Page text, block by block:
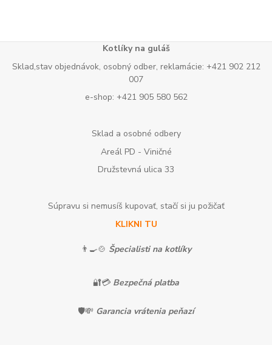
Kotlíky na guláš
Sklad,stav objednávok, osobný odber, reklamácie: +421 902 212
007
e-shop: +421 905 580 562
Sklad a osobné odbery
Areál PD - Viničné
Družstevná ulica 33
Súpravu si nemusíš kupovať, stačí si ju požičať
KLIKNI TU
👨‍🍳🍲 Špecialisti na kotlíky
🔐💳 Bezpečná platba
🛡️💸 Garancia vrátenia peňazí